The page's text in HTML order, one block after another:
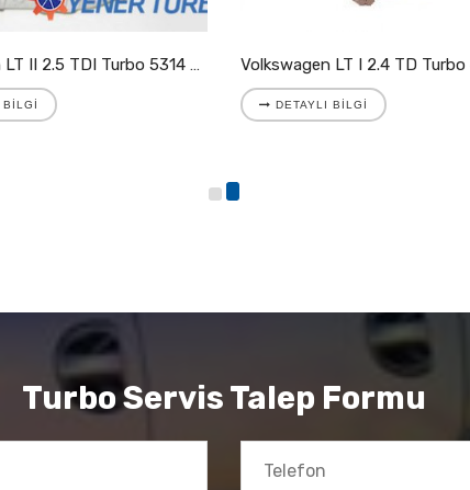
Volkswagen LT II 2.5 TDI Turbo 5314 988 7025
BILGI DETAYLI BILGI
Turbo Servis Talep Formu